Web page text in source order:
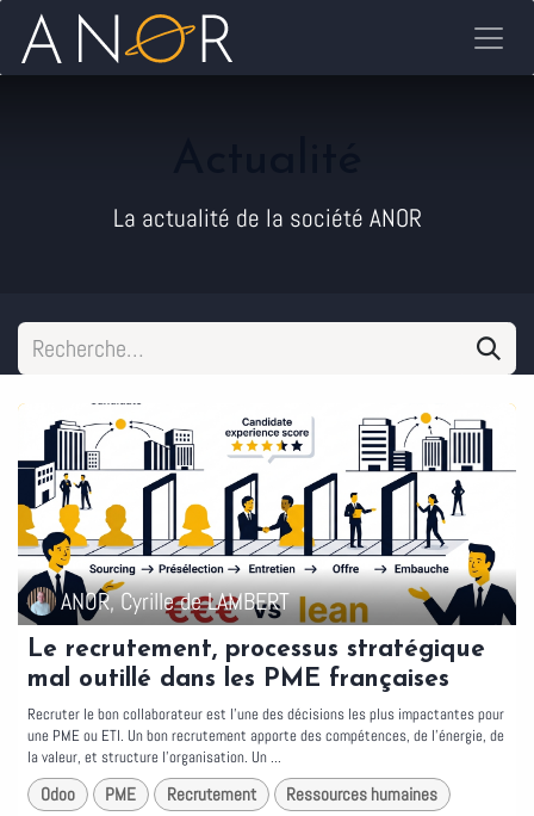
Se rendre au contenu
La actualité de la société ANOR
ANOR, Cyrille de LAMBERT
Le recrutement, processus stratégique
mal outillé dans les PME françaises
Recruter le bon collaborateur est l'une des décisions les plus impactantes pour
une PME ou ETI. Un bon recrutement apporte des compétences, de l'énergie, de
la valeur, et structure l'organisation. Un ...
Odoo PME Recrutement
Ressources humaines